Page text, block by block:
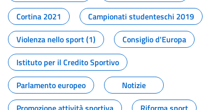
Cortina 2021
Campionati studenteschi 2019
Violenza nello sport (1)
Consiglio d'Europa
Istituto per il Credito Sportivo
Parlamento europeo
Notizie